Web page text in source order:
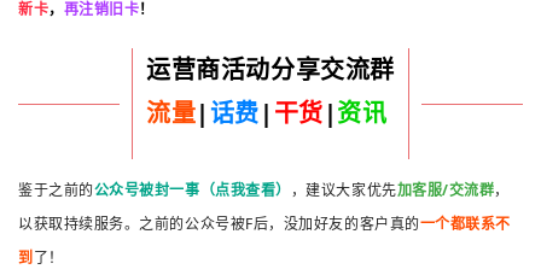
新卡， 再注销旧卡！
运营商活动分享交流群
流量|话费| 干货|资讯
鉴于之前的公众号被封一事（点我查看） ，建议大家优先加客服/交流群，
以获取持续服务。之前的公众号被F后，没加好友的客户真的一个都联系不
到 了！